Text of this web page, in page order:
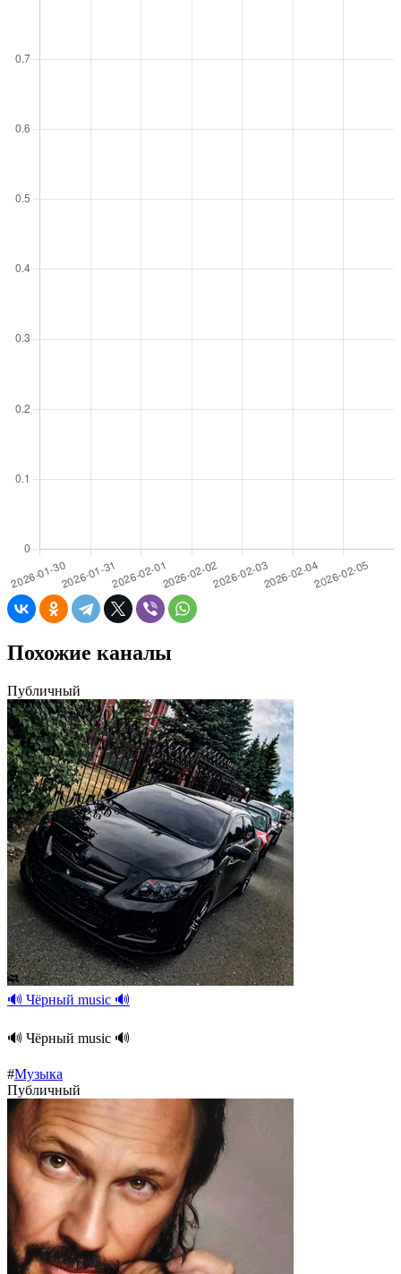
Похожие каналы
Публичный
🔊 Чёрный music 🔊
🔊 Чёрный music 🔊
#Музыка
Публичный